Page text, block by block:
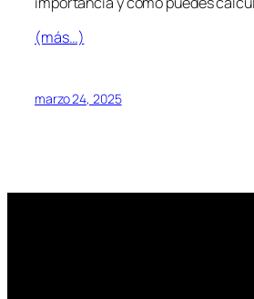
(más…)
marzo 24, 2025